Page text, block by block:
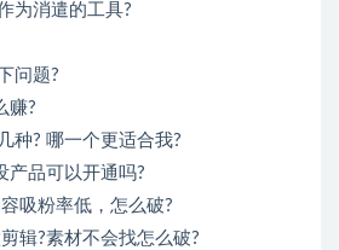
为消遣的工具?
问题?
赚?
种? 哪一个更适合我?
产品可以开通吗?
吸粉率低，怎么破?
辑?素材不会找怎么破?